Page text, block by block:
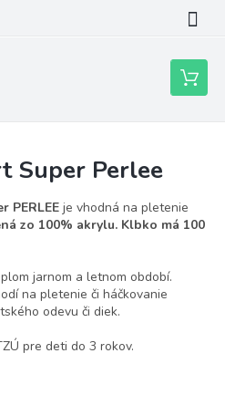
Nákupný
košík
Super Perlee
PERLEE je vhodná na pletenie
zo 100% akrylu. Klbko má 100
jarnom a letnom období.
na pletenie či háčkovanie
odevu či diek.
pre deti do 3 rokov.